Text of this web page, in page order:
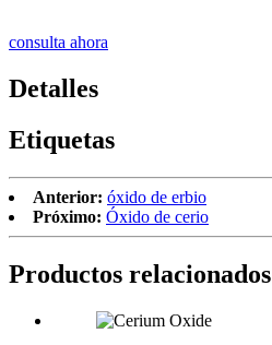
consulta ahora
Detalles
Etiquetas
Anterior: óxido de erbio
Próximo: Óxido de cerio
Productos relacionados